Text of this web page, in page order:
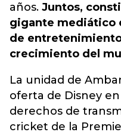
años. Juntos,
gigante mediático
de
crecimiento del
La unidad de
oferta de Disney
derechos de
cricket de la